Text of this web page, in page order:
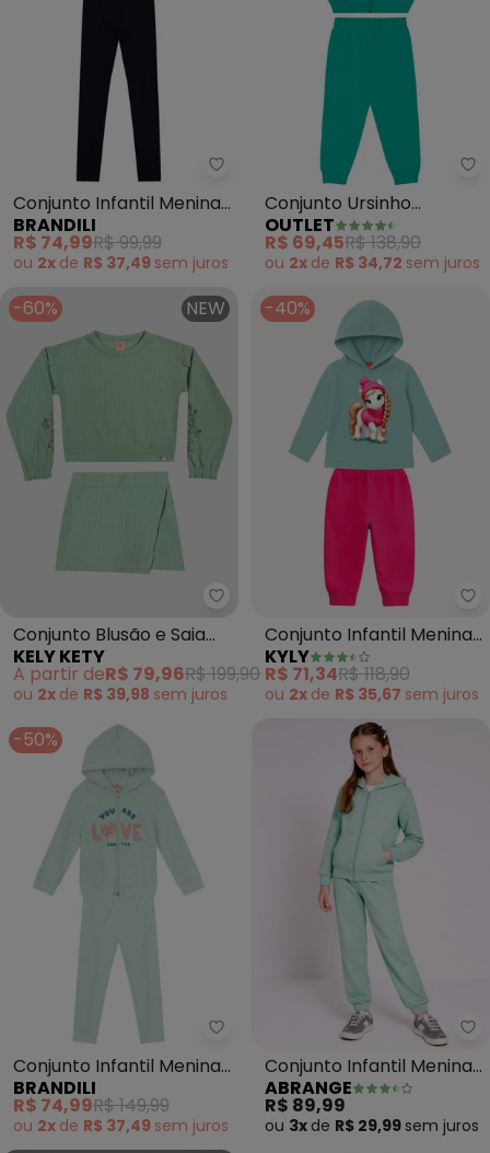
Brandili - Conjunto Infantil
Conjunto Infantil Menina
Floral (Verde)
BRANDILI
R$ 74,99R$ 99,99
ou 2x de R$ 37,49 sem juros
Conjunto Ursinho
Amoroso Menina (Verde)
OUTLET
R$ 69,45R$ 138,90
ou 2x de R$ 34,72 sem juros
-60% NEW
Kely Kety - Conjunto Blusão e
Conjunto Blusão e Saia
Moletom Persa (Verde)
KELY KETY
A partir deR$ 79,96R$ 199,90
ou 2x de R$ 39,98 sem juros
-40%
Conjunto Infantil Menina
Estampa (Verde)
KYLY
R$ 71,34R$ 118,90
ou 2x de R$ 35,67 sem juros
-50%
Brandili - Conjunto Infantil
Conjunto Infantil Menina
(Verde)
BRANDILI
R$ 74,99R$ 149,99
ou 2x de R$ 37,49 sem juros
Conjunto Infantil Menina
em Moletom (Verde
Cidra)
ABRANGE
R$ 89,99
ou 3x de R$ 29,99 sem juros